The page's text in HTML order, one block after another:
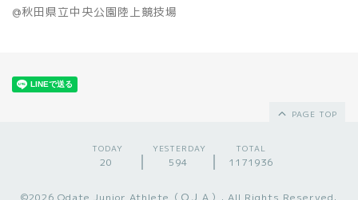
@秋田県立中央公園陸上競技場
PAGE TOP
TODAY
20
YESTERDAY
594
TOTAL
1171936
©2026 Odate Junior Athlete（ＯＪＡ） . All Rights Reserved.